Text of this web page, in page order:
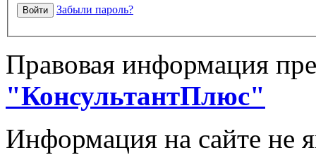
Забыли пароль?
Правовая информация
"КонсультантПлюс"
Информация на сайте не